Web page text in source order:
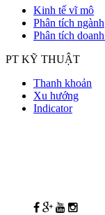
Kinh tế vĩ mô
Phân tích ngành
Phân tích
PT KỸ THUẬT
Thanh khoản
Xu hướng
Indicator